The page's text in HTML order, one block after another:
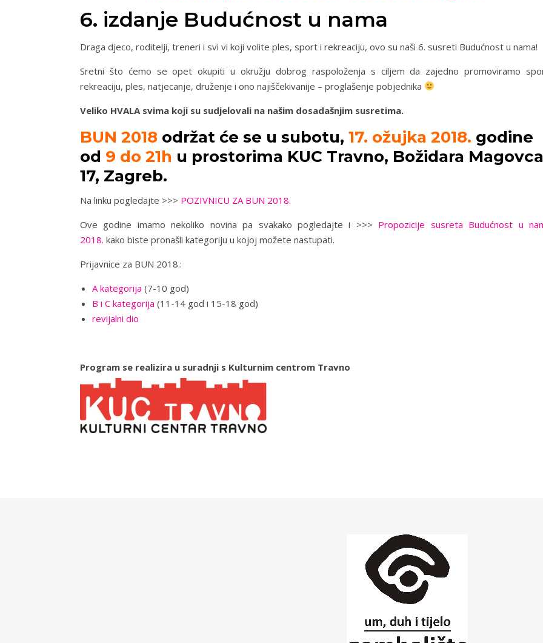
6. izdanje Budućnost u nama
Draga djeco, roditelji, treneri i svi vi koji volite ples, sport i rekreaciju, ovo su naši 6. susreti Budućnost u nama!
Sretni što ćemo se opet okupiti u okružju dobrog raspoloženja s ciljem da zajedno promoviramo
rekreaciju, ples, natjecanje, druženje i ono najiščekivanije – proglašenje pobjednika
Veliko HVALA svima koji su sudjelovali na našim dosadašnjim susretima.
BUN 2018 održat će se u subotu, 17. ožujka 2018. godine
od 9 do 21h u prostorima KUC Travno, Božidara Magovca
17, Zagreb.
Na linku pogledajte >>> POZIVNICU ZA BUN 2018.
Ove godine imamo nekoliko novina pa svakako pogledajte i >>> Propozicije susreta Budućnost u
2018. kako biste pronašli kategoriju u kojoj možete nastupati.
Prijavnice za BUN 2018.:
A kategorija (7-10 god)
B i C kategorija (11-14 god i 15-18 god)
revijalni dio
Program se realizira u suradnji s Kulturnim centrom Travno